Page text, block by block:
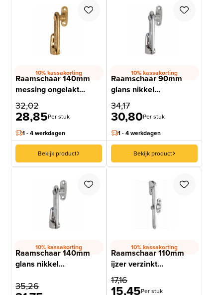
10% kassakorting
Raamschaar 140mm
messing ongelakt...
32,02
28,85Per stuk
1 - 4 werkdagen
Bekijk product
10% kassakorting
Raamschaar 90mm
glans nikkel...
34,17
30,80Per stuk
1 - 4 werkdagen
Bekijk product
10% kassakorting
Raamschaar 140mm
glans nikkel...
35,26
10% kassakorting
Raamschaar 110mm
ijzer verzinkt...
17,16
15,45Per stuk